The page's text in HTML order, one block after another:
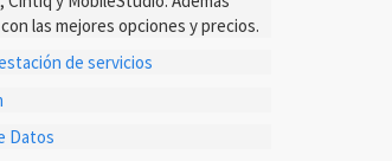
las mejores opciones y precios.
de servicios
Datos